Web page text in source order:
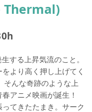
Thermal)
する上昇気流のこと。
より高く押し上げてく
そんな奇跡のような上
アニメ映画が誕生！
てきたたまき。サーク